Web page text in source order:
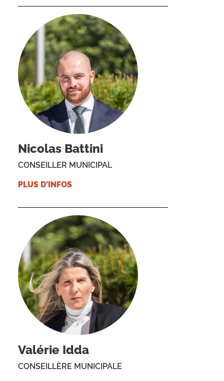
Nicolas Battini
CONSEILLER MUNICIPAL
PLUS D'INFOS
Valérie Idda
CONSEILLÈRE MUNICIPALE